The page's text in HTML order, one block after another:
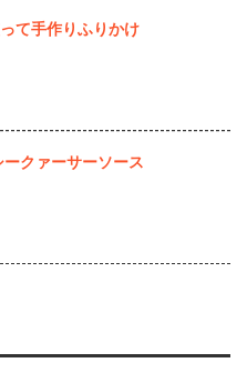
て⼿作りふりかけ
クァーサーソース